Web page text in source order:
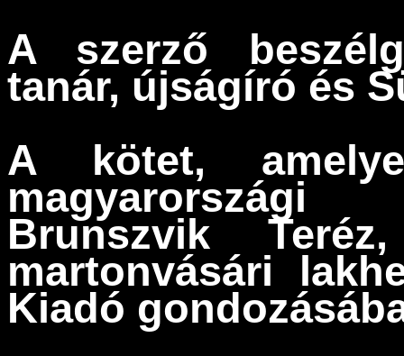
A szerző
tanár, újságíró és
A kötet,
Brunszvik
martonvásári
Kiadó